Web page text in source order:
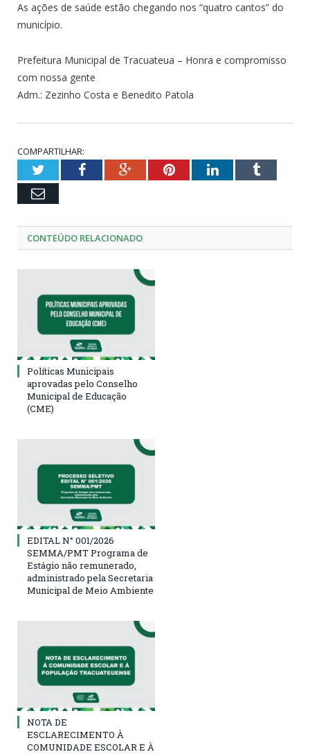
As ações de saúde estão chegando nos “quatro cantos” do
município.
Prefeitura Municipal de Tracuateua – Honra e compromisso
com nossa gente
Adm.: Zezinho Costa e Benedito Patola
COMPARTILHAR:
TwitterFacebookGoogle+PinterestLinkedInTumblr
Email
CONTEÚDO RELACIONADO
Políticas Municipais
aprovadas pelo Conselho
Municipal de Educação
(CME)
EDITAL N° 001/2026
SEMMA/PMT Programa de
Estágio não remunerado,
administrado pela Secretaria
Municipal de Meio Ambiente
NOTA DE
ESCLARECIMENTO À
COMUNIDADE ESCOLAR E À